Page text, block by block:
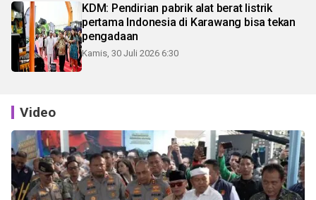
KDM: Pendirian pabrik alat berat listrik
pertama Indonesia di Karawang bisa tekan
pengadaan
Kamis, 30 Juli 2026 6:30
Video